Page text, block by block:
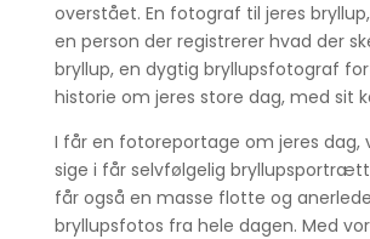
overstået. En fotograf til jeres
en person der registrerer hvad der
bryllup, en dygtig bryllupsfotograf
historie om jeres store dag, med sit
I får en fotoreportage om jeres dag,
sige i får selvfølgelig
får også en masse flotte og
bryllupsfotos fra hele dagen. Med